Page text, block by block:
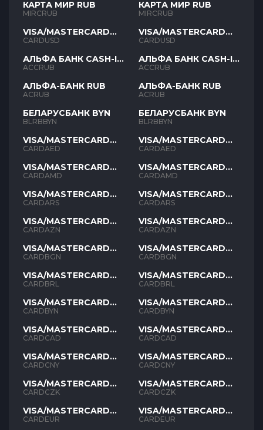
КАРТА МИР RUB
MIRCRUB
VISA/MASTERCARD
USD
CARDUSD
АЛЬФА БАНК CASH-IN
RUB
ACCRUB
АЛЬФА-БАНК RUB
ACRUB
БЕЛАРУСБАНК BYN
BLRBBYN
VISA/MASTERCARD
AED
CARDAED
VISA/MASTERCARD
AMD
CARDAMD
VISA/MASTERCARD
ARS
CARDARS
VISA/MASTERCARD
AZN
CARDAZN
VISA/MASTERCARD
BGN
CARDBGN
VISA/MASTERCARD
BRL
CARDBRL
VISA/MASTERCARD
BYN
CARDBYN
VISA/MASTERCARD
CAD
CARDCAD
VISA/MASTERCARD
CNY
CARDCNY
VISA/MASTERCARD
CZK
CARDCZK
VISA/MASTERCARD
EUR
CARDEUR
КАРТА МИР RUB
MIRCRUB
VISA/MASTERCARD
USD
CARDUSD
АЛЬФА БАНК CASH-IN
RUB
ACCRUB
АЛЬФА-БАНК RUB
ACRUB
БЕЛАРУСБАНК BYN
BLRBBYN
VISA/MASTERCARD
AED
CARDAED
VISA/MASTERCARD
AMD
CARDAMD
VISA/MASTERCARD
ARS
CARDARS
VISA/MASTERCARD
AZN
CARDAZN
VISA/MASTERCARD
BGN
CARDBGN
VISA/MASTERCARD
BRL
CARDBRL
VISA/MASTERCARD
BYN
CARDBYN
VISA/MASTERCARD
CAD
CARDCAD
VISA/MASTERCARD
CNY
CARDCNY
VISA/MASTERCARD
CZK
CARDCZK
VISA/MASTERCARD
EUR
CARDEUR